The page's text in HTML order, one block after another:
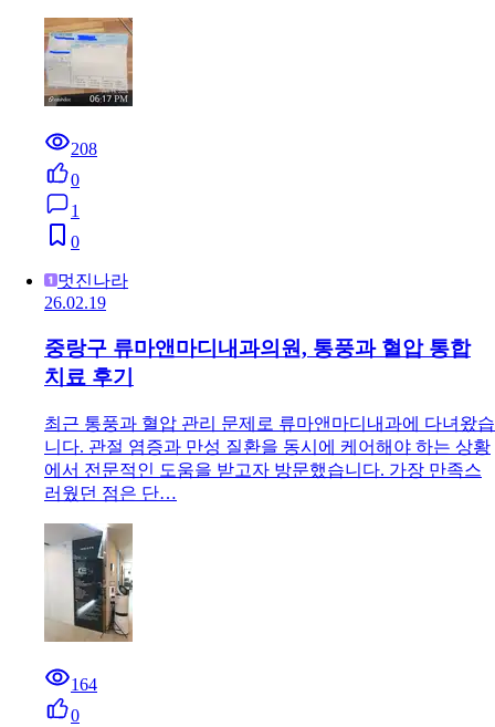
208
0
1
0
멋진나라
26.02.19
중랑구 류마앤마디내과의원, 통풍과 혈압 통합
치료 후기
최근 통풍과 혈압 관리 문제로 류마앤마디내과에 다녀왔습
니다. 관절 염증과 만성 질환을 동시에 케어해야 하는 상황
에서 전문적인 도움을 받고자 방문했습니다. 가장 만족스
러웠던 점은 단…
164
0